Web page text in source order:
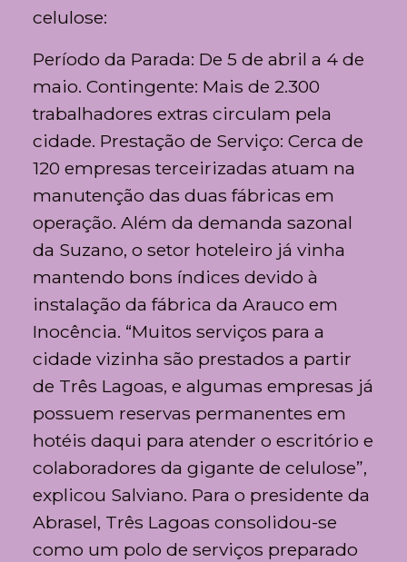
celulose:
Período da Parada: De 5 de abril a 4 de
maio. Contingente: Mais de 2.300
trabalhadores extras circulam pela
cidade. Prestação de Serviço: Cerca de
120 empresas terceirizadas atuam na
manutenção das duas fábricas em
operação. Além da demanda sazonal
da Suzano, o setor hoteleiro já vinha
mantendo bons índices devido à
instalação da fábrica da Arauco em
Inocência. “Muitos serviços para a
cidade vizinha são prestados a partir
de Três Lagoas, e algumas empresas já
possuem reservas permanentes em
hotéis daqui para atender o escritório e
colaboradores da gigante de celulose”,
explicou Salviano. Para o presidente da
Abrasel, Três Lagoas consolidou-se
como um polo de serviços preparado